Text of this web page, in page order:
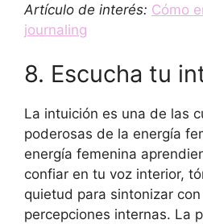
Artículo de interés: Cómo
journaling
8. Escucha tu
La intuición es una de las
poderosas de la energía
energía femenina
confiar en tu voz interior,
quietud para sintonizar
percepciones internas. La